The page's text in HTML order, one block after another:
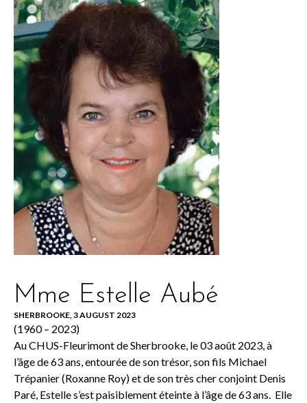
Mme Estelle Aubé
SHERBROOKE, 3 AUGUST 2023
(1960 – 2023)
Au CHUS-Fleurimont de Sherbrooke, le 03 août 2023, à
l’âge de 63 ans, entourée de son trésor, son fils Michael
Trépanier (Roxanne Roy) et de son très cher conjoint Denis
Paré, Estelle s’est paisiblement éteinte à l’âge de 63 ans. Elle